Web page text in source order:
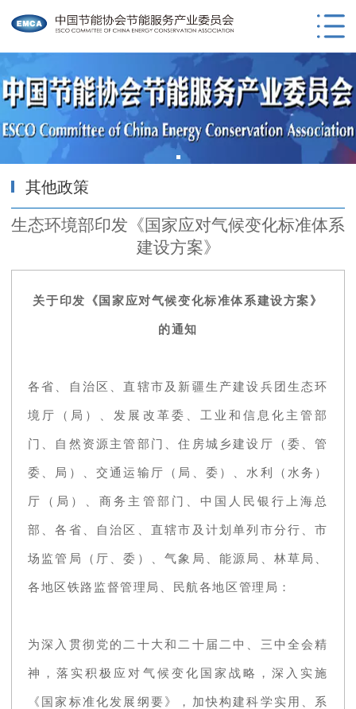
其他政策
生态环境部印发《国家应对气候变化标准体系
建设方案》
关于印发《国家应对气候变化标准体系建设方案》
的通知
各省、自治区、直辖市及新疆生产建设兵团生态环
境厅（局）、发展改革委、工业和信息化主管部
门、自然资源主管部门、住房城乡建设厅（委、管
委、局）、交通运输厅（局、委）、水利（水务）
厅（局）、商务主管部门、中国人民银行上海总
部、各省、自治区、直辖市及计划单列市分行、市
场监管局（厅、委）、气象局、能源局、林草局、
各地区铁路监督管理局、民航各地区管理局：
为深入贯彻党的二十大和二十届二中、三中全会精
神，落实积极应对气候变化国家战略，深入实施
《国家标准化发展纲要》，加快构建科学实用、系